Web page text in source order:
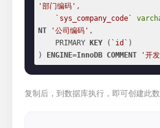
'部门编码' ,
`sys_company_code`
NT
'公司编码' ,
    PRIMARY
KEY ( `id` )
)
ENGINE=InnoDB COMMENT '开
复制后，到数据库执行，即可创建此数